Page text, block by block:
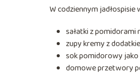
W codziennym
sałatki z pomidorami
zupy kremy z
sok pomidorowy jako
domowe przetwory